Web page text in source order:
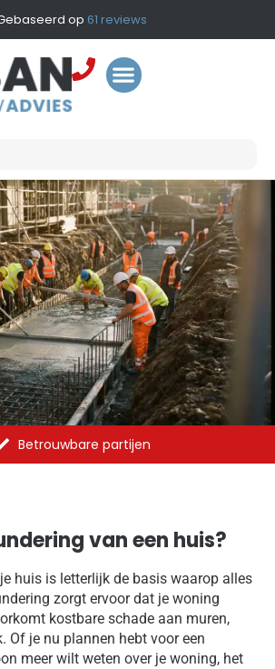
op 61 reviews
dan 1375 opdrachten uitgevoerd
van een huis?
huis is letterlijk de basis waarop alles
zorgt ervoor dat je woning
kostbare schade aan muren,
Of je nu plannen hebt voor een
meer wilt weten over je woning, het